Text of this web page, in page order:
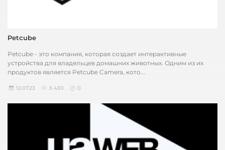
Petcube
Petcube - это компания, которая создает интерактивные
устройства для владельцев домашних животных. Одним из их
продуктов является Petcube Camera, кото...
12.07.23 5 430 0